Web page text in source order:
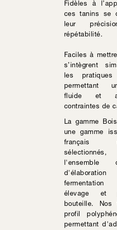
Fidèles à
ces tanins se
leur
répétabilité.
Faciles à
s’intègrent
les pratiques
permettant
fluide et
contraintes de
La gamme
une gamme
français
l'ensemble
élevage et
bouteille.
profil
permettant